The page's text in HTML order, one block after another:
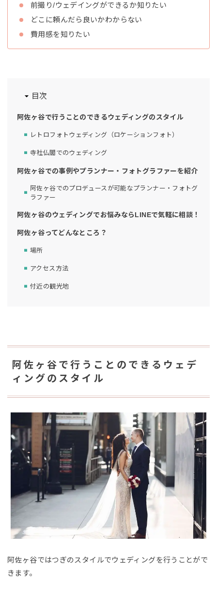
前撮り/ウェデイングができるか知りたい
どこに頼んだら良いかわからない
費用感を知りたい
目次
阿佐ヶ谷で行うことのできるウェディングのスタイル
レトロフォトウェディング（ロケーションフォト）
寺社仏閣でのウェディング
阿佐ヶ谷での事例やプランナー・フォトグラファーを紹介
阿佐ヶ谷でのプロデュースが可能なプランナー・フォトグ
ラファー
阿佐ヶ谷のウェディングでお悩みならLINEで気軽に相談！
阿佐ヶ谷ってどんなところ？
場所
アクセス方法
付近の観光地
阿佐ヶ谷で行うことのできるウェデ
ィングのスタイル
阿佐ヶ谷ではつぎのスタイルでウェディングを行うことがで
きます。